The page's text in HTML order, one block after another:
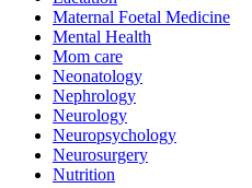
Maternal Foetal Medicine
Mental Health
Mom care
Neonatology
Nephrology
Neurology
Neuropsychology
Neurosurgery
Nutrition